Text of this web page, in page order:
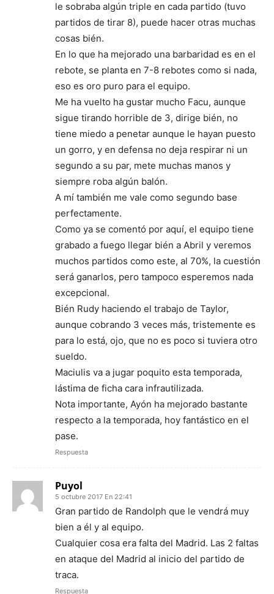
le sobraba algún triple en cada partido (tuvo
partidos de tirar 8), puede hacer otras muchas
cosas bién.
En lo que ha mejorado una barbaridad es en el
rebote, se planta en 7-8 rebotes como si nada,
eso es oro puro para el equipo.
Me ha vuelto ha gustar mucho Facu, aunque
sigue tirando horrible de 3, dirige bién, no
tiene miedo a penetar aunque le hayan puesto
un gorro, y en defensa no deja respirar ni un
segundo a su par, mete muchas manos y
siempre roba algún balón.
A mí también me vale como segundo base
perfectamente.
Como ya se comentó por aquí, el equipo tiene
grabado a fuego llegar bién a Abril y veremos
muchos partidos como este, al 70%, la cuestión
será ganarlos, pero tampoco esperemos nada
excepcional.
Bién Rudy haciendo el trabajo de Taylor,
aunque cobrando 3 veces más, tristemente es
para lo está, ojo, que no es poco si tuviera otro
sueldo.
Maciulis va a jugar poquito esta temporada,
lástima de ficha cara infrautilizada.
Nota importante, Ayón ha mejorado bastante
respecto a la temporada, hoy fantástico en el
pase.
Respuesta
Puyol
5 octubre 2017 En 22:41
Gran partido de Randolph que le vendrá muy
bien a él y al equipo.
Cualquier cosa era falta del Madrid. Las 2 faltas
en ataque del Madrid al inicio del partido de
traca.
Respuesta